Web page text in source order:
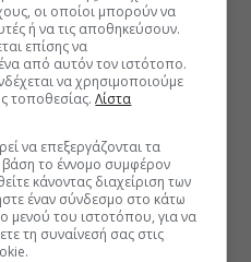
οι οποίοι μπορούν να
ή να τις αποθηκεύσουν.
επίσης να
από αυτόν τον ιστότοπο.
να χρησιμοποιούμε
τοποθεσίας.Λίστα
να επεξεργάζονται τα
το έννομο συμφέρον
κάνοντας διαχείριση των
έναν σύνδεσμο στο κάτω
μενού του ιστοτόπου, για να
τη συναίνεσή σας στις